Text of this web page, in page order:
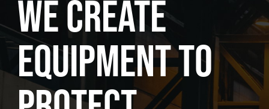
we create
equipment to